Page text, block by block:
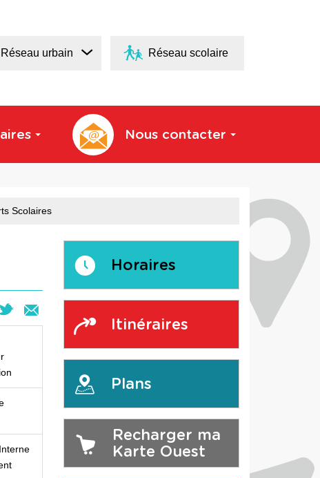
Réseau urbain Réseau scolaire
Nous contacter
Scolaires
Horaires
Itinéraires
Plans
Recharger ma
Karte Ouest